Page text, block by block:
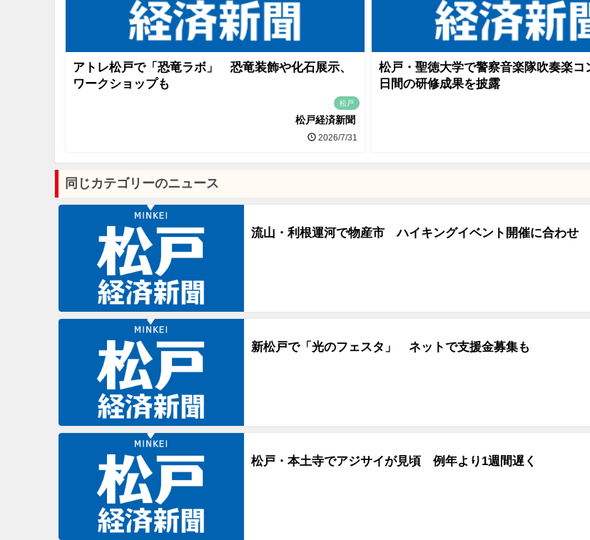
アトレ松戸で「恐竜ラボ」 恐竜装飾や化石展示、
ワークショップも
松戸
松戸経済新聞
2026/7/31
松戸・聖徳大学で警察音楽隊吹奏楽
日間の研修成果を披露
同じカテゴリーのニュース
流山・利根運河で物産市 ハイキングイベント開催に合わせ
新松戸で「光のフェスタ」 ネットで支援金募集も
松戸・本土寺でアジサイが見頃 例年より1週間遅く